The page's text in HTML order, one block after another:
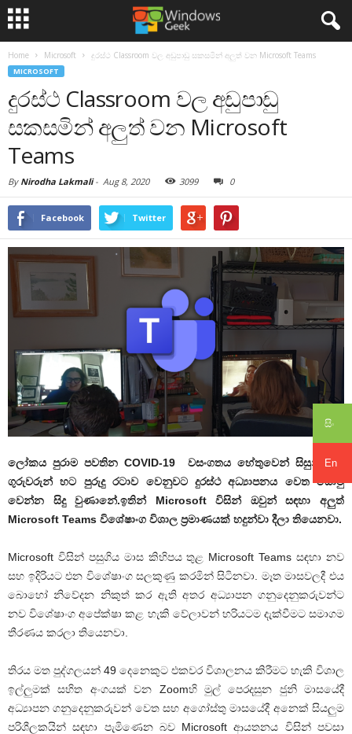
සිං
En
Home Microsoft දුරස්ථ Classroom වල අඩුපාඩු සකසමින් අලුත් වන Microsoft Teams
MICROSOFT
දුරස්ථ Classroom වල අඩුපාඩු
සකසමින් අලුත් වන Microsoft
Teams
By Nirodha Lakmali- Aug 8, 2020 3099 0
Facebook Twitter
ලෝකය පුරාම පවතින COVID-19 වසංගතය හේතුවෙන් සිසුන් සහ
ගුරුවරුන් හට පුරුදු රටාව වෙනුවට දුරස්ථ අධ්‍යාපනය වෙත යොමු
වෙන්න සිදු වුණානේ.ඉතින් Microsoft විසින් ඔවුන් සඳහා අලුත්
Microsoft Teams විශේෂාංග විශාල ප්‍රමාණයක් හදුන්වා දීලා තියෙනවා.
Microsoft විසින් පසුගිය මාස කිහිපය තුළ Microsoft Teams සඳහා නව
සහ ඉදිරියට එන විශේෂාංග සලකුණු කරමින් සිටිනවා. මෑත මාසවලදී එය
බොහෝ නිවේදන නිකුත් කර ඇති අතර අධ්‍යාපන ගනුදෙනුකරුවන්ට
නව විශේෂාංග අපේක්ෂා කළ හැකි වේලාවන් හරියටම දැක්වීමට සමාගම
තීරණය කරලා තියෙනවා.
තිරය ​​මත පුද්ගලයන් 49 දෙනෙකුට එකවර විශාලනය කිරීමට හැකි විශාල
ඉල්ලුමක් සහිත අංගයක් වන Zoomහි මුල් පෙරදසුන ජුනි මාසයේදී
අධ්‍යාපන ගනුදෙනුකරුවන් වෙත සහ අගෝස්තු මාසයේදී අනෙක් සියලුම
පරිශීලකයින් සඳහා පැමිණෙන බව Microsoft ආයතනය විසින් පවසා